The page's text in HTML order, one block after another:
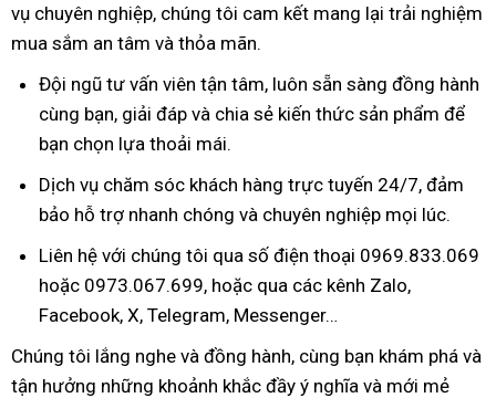
vụ chuyên nghiệp, chúng tôi cam kết mang lại trải nghiệm
mua sắm an tâm và thỏa mãn.
Đội ngũ tư vấn viên tận tâm, luôn sẵn sàng đồng hành
cùng bạn, giải đáp và chia sẻ kiến thức sản phẩm để
bạn chọn lựa thoải mái.
Dịch vụ chăm sóc khách hàng trực tuyến 24/7, đảm
bảo hỗ trợ nhanh chóng và chuyên nghiệp mọi lúc.
Liên hệ với chúng tôi qua số điện thoại 0969.833.069
hoặc 0973.067.699, hoặc qua các kênh Zalo,
Facebook, X, Telegram, Messenger…
Chúng tôi lắng nghe và đồng hành, cùng bạn khám phá và
tận hưởng những khoảnh khắc đầy ý nghĩa và mới mẻ